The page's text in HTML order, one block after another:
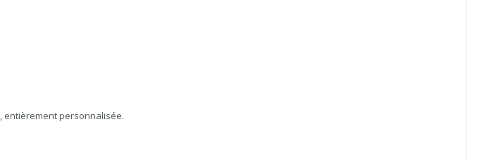
entièrement personnalisée.